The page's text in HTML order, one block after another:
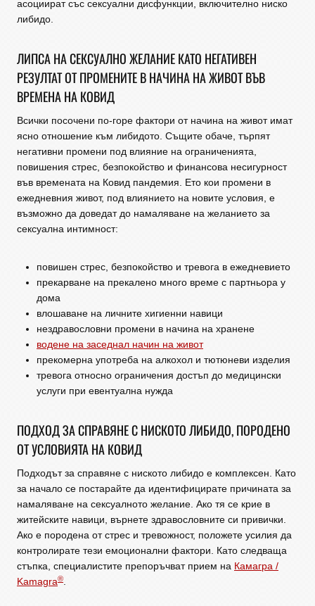
асоциират със сексуални дисфункции, включително ниско
либидо.
ЛИПСА НА СЕКСУАЛНО ЖЕЛАНИЕ КАТО НЕГАТИВЕН
РЕЗУЛТАТ ОТ ПРОМЕНИТЕ В НАЧИНА НА ЖИВОТ ВЪВ
ВРЕМЕНА НА КОВИД
Всички посочени по-горе фактори от начина на живот имат
ясно отношение към либидото. Същите обаче, търпят
негативни промени под влияние на ограниченията,
повишения стрес, безпокойство и финансова несигурност
във времената на Ковид пандемия. Ето кои промени в
ежедневния живот, под влиянието на новите условия, е
възможно да доведат до намаляване на желанието за
сексуална интимност:
повишен стрес, безпокойство и тревога в ежедневието
прекарване на прекалено много време с партньора у
дома
влошаване на личните хигиенни навици
нездравословни промени в начина на хранене
водене на заседнал начин на живот
прекомерна употреба на алкохол и тютюневи изделия
тревога относно ограничения достъп до медицински
услуги при евентуална нужда
ПОДХОД ЗА СПРАВЯНЕ С НИСКОТО ЛИБИДО, ПОРОДЕНО
ОТ УСЛОВИЯТА НА КОВИД
Подходът за справяне с ниското либидо е комплексен. Като
за начало се постарайте да идентифицирате причината за
намаляване на сексуалното желание. Ако тя се крие в
житейските навици, върнете здравословните си привички.
Ако е породена от стрес и тревожност, положете усилия да
контролирате тези емоционални фактори. Като следваща
стъпка, специалистите препоръчват прием на Камагра /
Kamagra®.